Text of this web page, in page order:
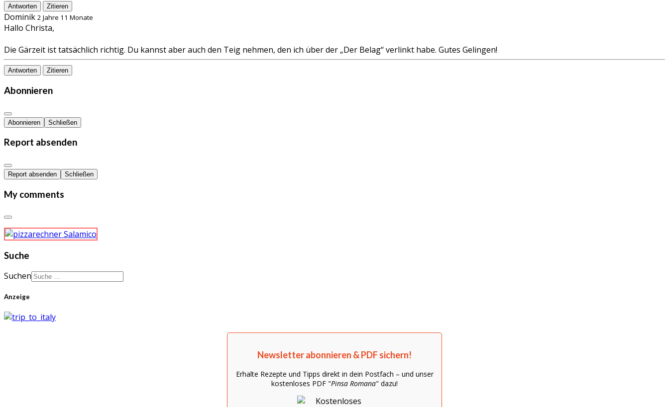
Antworten Zitieren
Dominik 2 Jahre 11 Monate
Hallo Christa,
Die Gärzeit ist tatsächlich richtig. Du kannst aber auch den Teig nehmen, den ich über der „Der Belag“ verlinkt habe. Gutes Gelingen!
Antworten Zitieren
Abonnieren
Abonnieren Schließen
Report absenden
Report absenden Schließen
My comments
Suche
Suchen
Anzeige
Newsletter abonnieren & PDF sichern!
Erhalte Rezepte und Tipps direkt in dein Postfach – und unser
kostenloses PDF "Pinsa Romana" dazu!